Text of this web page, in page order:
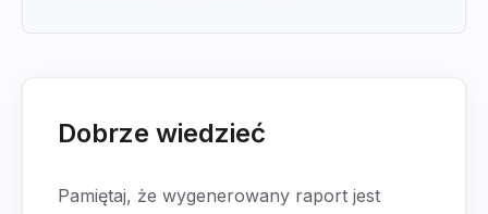
Dobrze wiedzieć
Pamiętaj, że wygenerowany raport jest